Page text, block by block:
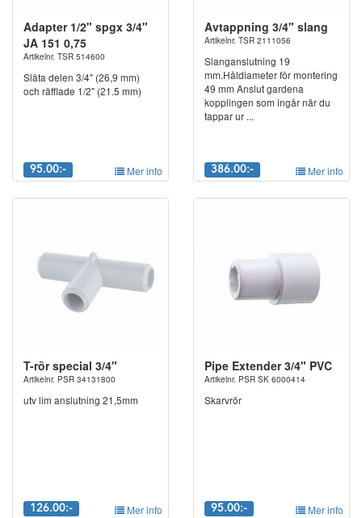
Adapter 1/2" spgx 3/4"
JA 151 0,75
Artikelnr. TSR 514600
Släta delen 3/4" (26,9 mm)
och räfflade 1/2" (21.5 mm)
95.00:- Mer info
Avtappning 3/4" slang
Artikelnr. TSR 2111056
Slanganslutning 19
mm.Håldiameter för montering
49 mm Anslut gardena
kopplingen som ingår när du
tappar ur ...
386.00:- Mer info
T-rör special 3/4"
Artikelnr. PSR 34131800
utv lim anslutning 21,5mm
126.00:- Mer info
Pipe Extender 3/4" PVC
Artikelnr. PSR SK 6000414
Skarvrör
95.00:- Mer info